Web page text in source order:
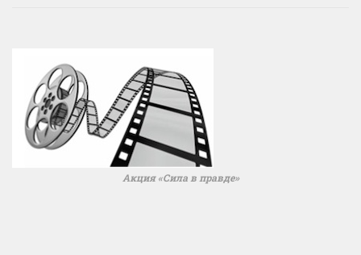
Акция «Сила в правде»